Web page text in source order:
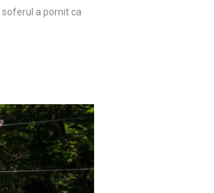
a pornit ca